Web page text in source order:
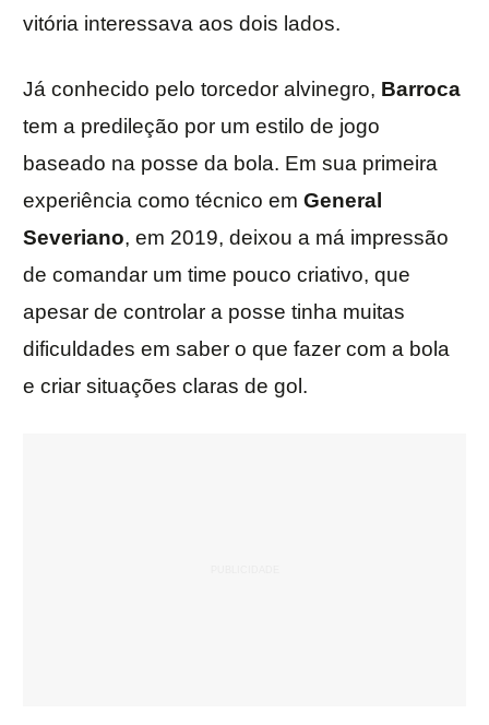
vitória interessava aos dois lados.
Já conhecido pelo torcedor alvinegro, Barroca
tem a predileção por um estilo de jogo
baseado na posse da bola. Em sua primeira
experiência como técnico em General
Severiano, em 2019, deixou a má impressão
de comandar um time pouco criativo, que
apesar de controlar a posse tinha muitas
dificuldades em saber o que fazer com a bola
e criar situações claras de gol.